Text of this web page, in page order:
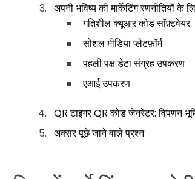
अपनी भविष्य की मार्केटिंग रणनीतियों के
गतिशील क्यूआर कोड सॉफ़्टवेयर
सोशल मीडिया प्लेटफ़ॉर्म
पहली पक्ष डेटा संग्रह उपकरण
एआई उपकरण
QR टाइगर QR कोड जेनरेटर: विपणन
अक्सर पूछे जाने वाले प्रश्न